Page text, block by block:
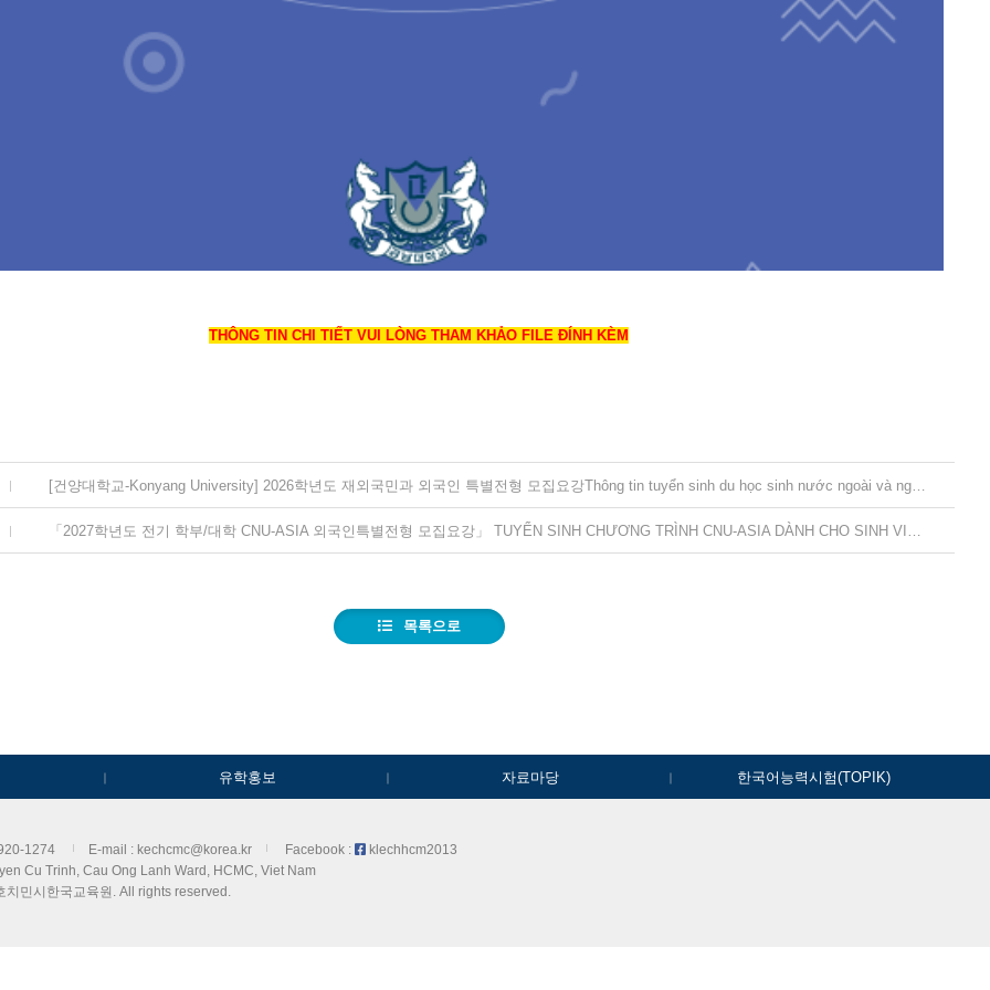
THÔNG TIN CHI TIẾT VUI LÒNG THAM KHẢO FILE ĐÍNH KÈM
[건양대학교-Konyang University] 2026학년도 재외국민과 외국인 특별전형 모집요강Thông tin tuyển sinh du học sinh nước ngoài và người Hàn cư trú ở nước ngoài năm 2026
「2027학년도 전기 학부/대학 CNU-ASIA 외국인특별전형 모집요강」 TUYỂN SINH CHƯƠNG TRÌNH CNU-ASIA DÀNH CHO SINH VIÊN QUỐC TẾ HỆ ĐẠI HỌC/ CAO HỌC NĂM 2027
목록으로
유학홍보 자료마당 한국어능력시험(TOPIK)
1274 E-mail : kechcmc@korea.kr Facebook :
klechhcm2013
Cu Trinh, Cau Ong Lanh Ward, HCMC, Viet Nam
민시한국교육원. All rights reserved.